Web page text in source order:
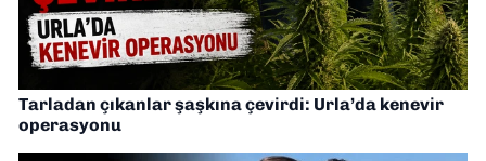
Tarladan çıkanlar şaşkına çevirdi: Urla’da kenevir
operasyonu